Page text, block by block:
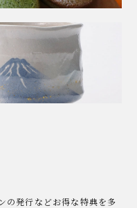
の発行などお得な特典を多